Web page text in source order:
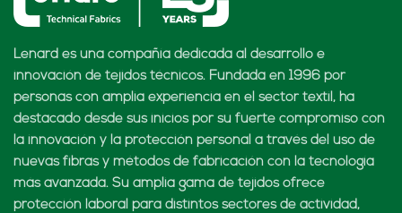
Lenard es una compañía dedicada al desarrollo e
innovación de tejidos técnicos. Fundada en 1996 por
personas con amplia experiencia en el sector textil, ha
destacado desde sus inicios por su fuerte compromiso con
la innovación y la protección personal a través del uso de
nuevas fibras y métodos de fabricación con la tecnología
más avanzada. Su amplia gama de tejidos ofrece
protección laboral para distintos sectores de actividad,